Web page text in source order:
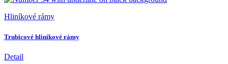
Hliníkové rámy
Trubicové hliníkové rámy
Detail